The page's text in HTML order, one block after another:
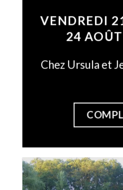
VENDREDI
24
Chez Ursula et